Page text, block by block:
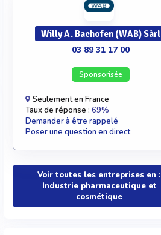
Willy A. Bachofen (WAB) Sàrl
03 89 31 17 00
Sponsorisée
Seulement en France
Taux de réponse : 69%
Demander à être rappelé
Poser une question en direct
Voir toutes les entreprises en :
Industrie pharmaceutique et
cosmétique